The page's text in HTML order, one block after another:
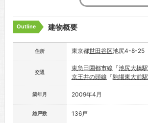
Outline 建物概要
住所 東京都世田谷区池尻4-8-25
交通
東急田園都市線 『池尻大橋駅
京王井の頭線 『駒場東大前駅
築年月 2009年4月
総戸数 136戸